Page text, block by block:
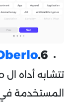
6.
المستخدمة في